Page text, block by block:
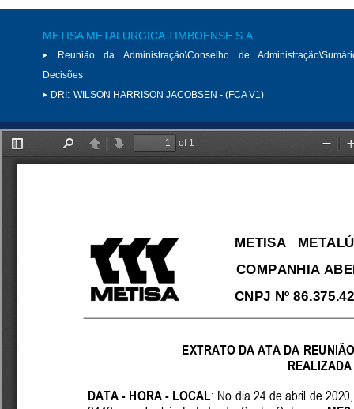
METISA METALURGICA TIMBOENSE S.A.
Reunião da Administração\Conselho de
Decisões
DRI: WILSON HARRISON JACOBSEN - (FCA V1)